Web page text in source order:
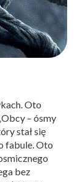
Oto
– ósmy
stał się
fabule. Oto
bez